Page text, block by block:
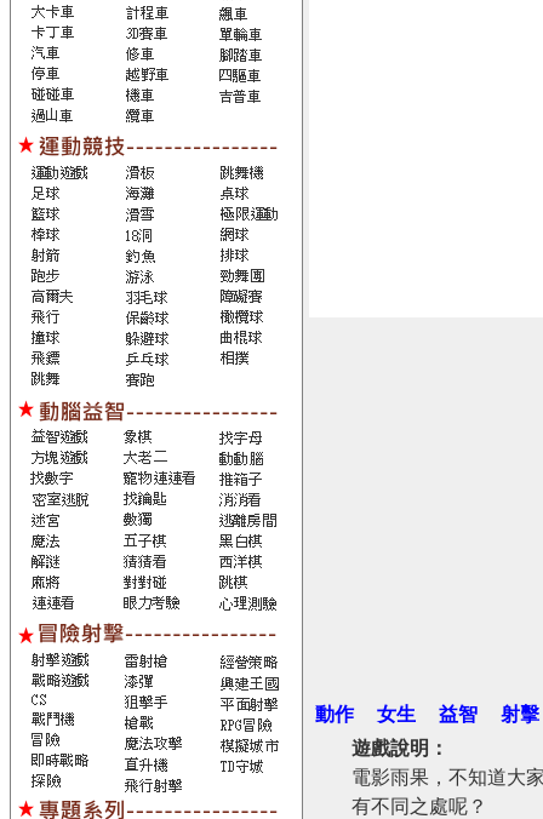
動作 女生 益智
射擊
遊戲說明：
電影雨果，不知道大
有不同之處呢？